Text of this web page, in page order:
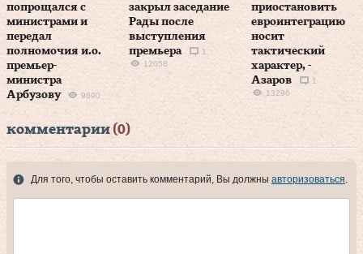
попрощался с
министрами и
передал
полномочия и.о.
премьер-
министра
Арбузову
9690
закрыл заседание
Рады после
выступления
премьера
1
12058
приостановить
евроинтеграцию
носит
тактический
характер, -
Азаров
1
13296
комментарии (0)
Для того, чтобы оставить комментарий, Вы должны авторизоваться